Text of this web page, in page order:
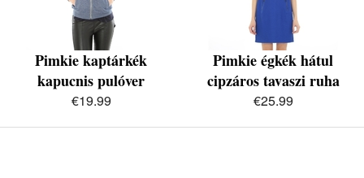
Pimkie kaptárkék
kapucnis pulóver
€19.99
Pimkie égkék hátul
cipzáros tavaszi ruha
€25.99